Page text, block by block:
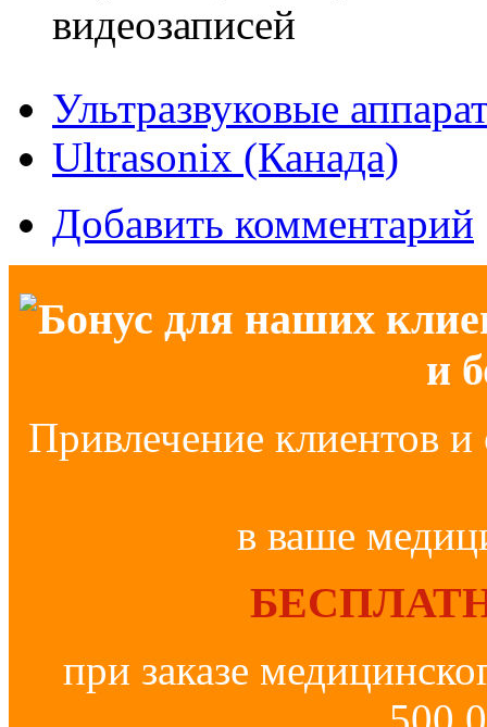
видеозаписей
Ультразвуковые
Ultrasonix (Канада)
Добавить комментарий
Бонус для наших
и
Привлечение клиентов и
в ваше
при заказе